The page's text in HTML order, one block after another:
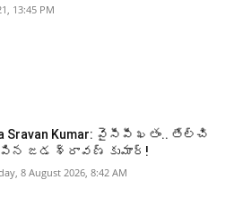
13:45 PM
Sravan Kumar: వైసీపీ ఖతం.. తేల్చి
జడ శ్రావణ్ కుమార్!
8 August 2026, 8:42 AM